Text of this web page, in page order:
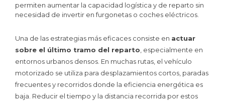
permiten aumentar la capacidad logística y de reparto sin
necesidad de invertir en furgonetas o coches eléctricos.
Una de las estrategias más eficaces consiste en actuar
sobre el último tramo del reparto , especialmente en
entornos urbanos densos. En muchas rutas, el vehículo
motorizado se utiliza para desplazamientos cortos, paradas
frecuentes y recorridos donde la eficiencia energética es
baja. Reducir el tiempo y la distancia recorrida por estos